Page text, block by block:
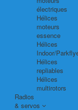
électriques
Hélices
moteurs
essence
Hélices
Indoor/
Hélices
repliables
Hélices
multirotors
Radios
& servos